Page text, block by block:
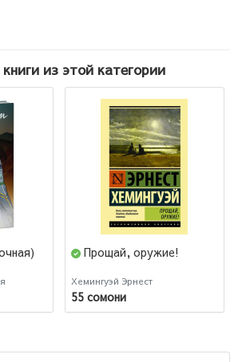
из этой категории
Прощай, оружие!
Хемингуэй Эрнест
55 сомони